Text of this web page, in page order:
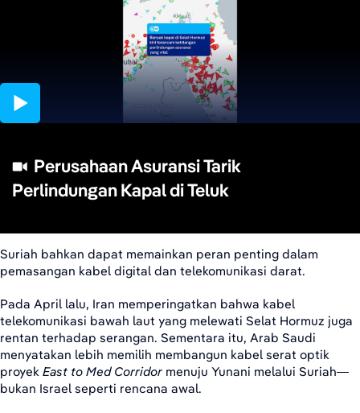
Perusahaan Asuransi Tarik
Perlindungan Kapal di Teluk
00:59
Suriah bahkan dapat memainkan peran penting dalam
pemasangan kabel digital dan telekomunikasi darat.
Pada April lalu, Iran memperingatkan bahwa kabel
telekomunikasi bawah laut yang melewati Selat Hormuz juga
rentan terhadap serangan. Sementara itu, Arab Saudi
menyatakan lebih memilih membangun kabel serat optik
proyek East to Med Corridor menuju Yunani melalui Suriah—
bukan Israel seperti rencana awal.